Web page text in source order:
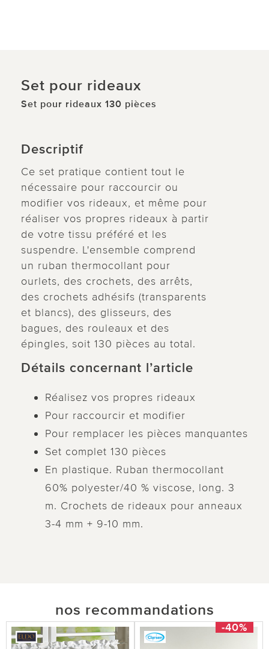
Set pour rideaux
Set pour rideaux 130 pièces
Descriptif
Ce set pratique contient tout le
nécessaire pour raccourcir ou
modifier vos rideaux, et même pour
réaliser vos propres rideaux à partir
de votre tissu préféré et les
suspendre. L'ensemble comprend
un ruban thermocollant pour
ourlets, des crochets, des arrêts,
des crochets adhésifs (transparents
et blancs), des glisseurs, des
bagues, des rouleaux et des
épingles, soit 130 pièces au total.
Détails concernant l’article
Réalisez vos propres rideaux
Pour raccourcir et modifier
Pour remplacer les pièces manquantes
Set complet 130 pièces
En plastique. Ruban thermocollant
60% polyester/40 % viscose, long. 3
m. Crochets de rideaux pour anneaux
3-4 mm + 9-10 mm.
nos recommandations
-40%